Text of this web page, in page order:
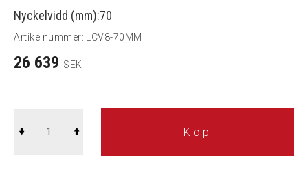
Nyckelvidd (mm):70
Artikelnummer: LCV8-70MM
26 639 SEK
Köp